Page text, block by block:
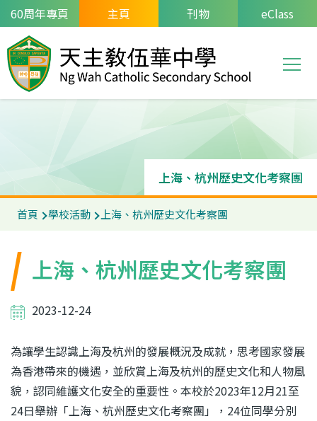
移至主內容
60周年專頁 主頁 刊物 eClass
Main
上海、杭州歷史文化考察團
導
連
結
首頁 學校活動 上海、杭州歷史文化考察團
上海、杭州歷史文化考察團
2023-12-24
為讓學生認識上海及杭州的發展概況及成就，思考國家發展
為香港帶來的機遇，並欣賞上海及杭州的歷史文化和人物風
貌，認同維護文化安全的重要性。本校於2023年12月21至
24日舉辦「上海、杭州歷史文化考察團」，24位同學分別